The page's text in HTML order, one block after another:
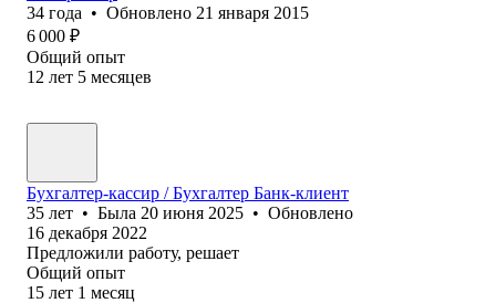
34 года • Обновлено 21 января 2015
6 000 ₽
Общий опыт
12 лет 5 месяцев
Бухгалтер-кассир / Бухгалтер Банк-клиент
35 лет • Была 20 июня 2025 • Обновлено
16 декабря 2022
Предложили работу, решает
Общий опыт
15 лет 1 месяц